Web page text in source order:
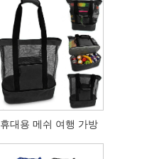
휴대용 메쉬 여행 가방